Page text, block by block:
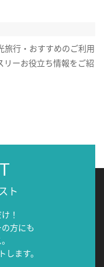
旅行・おすすめのご利用
リーお役立ち情報をご紹
ト
！
方にも
ます。